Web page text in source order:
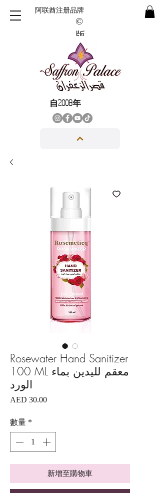
阿联酋注册品牌
©
版
權
所
有
自2008年
Rosewater Hand Sanitizer
100 ML معقم لليدين بماء
الورد
AED 30.00價
數量 *
新增至購物車